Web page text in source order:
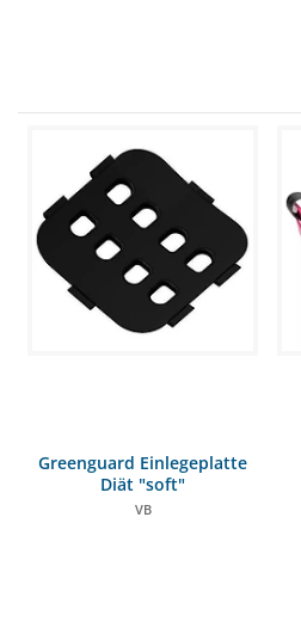
Greenguard Einlegeplatte
Diät "soft"
VB